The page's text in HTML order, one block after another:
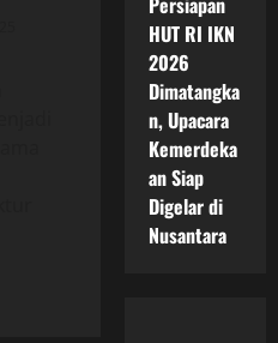
HUT RI IKN
2026
Dimatangka
n, Upacara
Kemerdeka
an Siap
Digelar di
Nusantara